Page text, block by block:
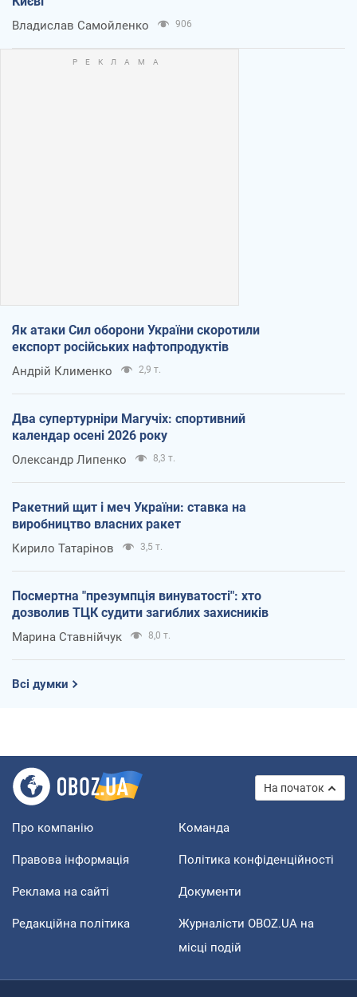
Владислав Самойленко 906
Як атаки Сил оборони України скоротили
експорт російських нафтопродуктів
Андрій Клименко 2,9 т.
Два супертурніри Магучіх: спортивний
календар осені 2026 року
Олександр Липенко 8,3 т.
Ракетний щит і меч України: ставка на
виробництво власних ракет
Кирило Татарінов 3,5 т.
Посмертна "презумпція винуватості": хто
дозволив ТЦК судити загиблих захисників
Марина Ставнійчук 8,0 т.
Всі думки
На початок
Про компанію Команда
Правова інформація Політика конфіденційності
Реклама на сайті Документи
Редакційна політика
Журналісти OBOZ.UA на
місці подій